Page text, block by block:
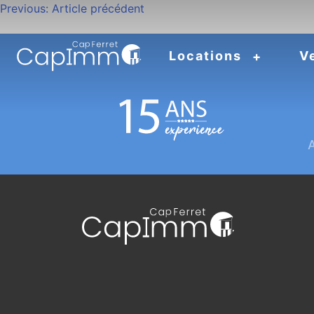
Locations
Navigation
de
l’article
Previous: Article précédent